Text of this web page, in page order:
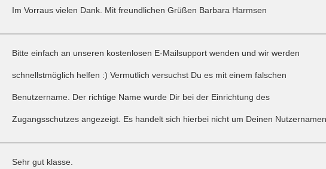
Im Vorraus vielen Dank. Mit freundlichen Grüßen Barbara Harmsen
Bitte einfach an unseren kostenlosen E-Mailsupport wenden und wir werden
schnellstmöglich helfen :) Vermutlich versuchst Du es mit einem falschen
Benutzername. Der richtige Name wurde Dir bei der Einrichtung des
Zugangsschutzes angezeigt. Es handelt sich hierbei nicht um Deinen Nutzernamen.
Sehr gut klasse.